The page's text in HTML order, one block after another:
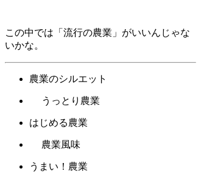
この中では「流行の農業」がいいんじゃな
いかな。
農業のシルエット
うっとり農業
はじめる農業
農業風味
うまい！農業